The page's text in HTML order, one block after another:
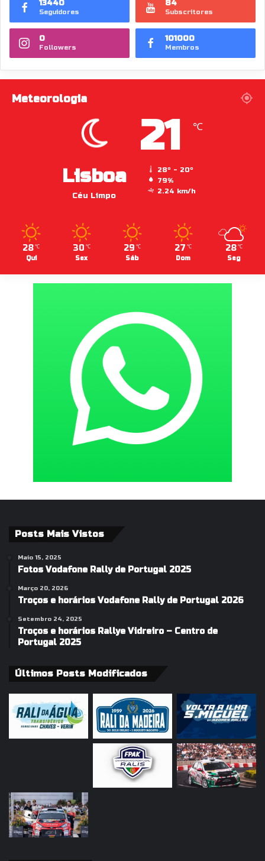
13440
Seguidores
84
Subscritores
0
Followers
101000
Membros
Meteorologia
Lisboa
Céu Limpo
21 ℃
28º - 20º
79%
2.24 km/h
28 ℃
Qui
30 ℃
Sex
29 ℃
Sáb
27 ℃
Dom
28 ℃
Seg
Posts Mais Vistos
Maio 15, 2025
Fotos Vodafone Rally de Portugal 2025
Março 20, 2026
Troços e horários Vodafone Rally de Portugal 2026
Setembro 24, 2025
Troços e horários Rallye Vidreiro – Centro de
Portugal 2025
Últimos Posts Modificados